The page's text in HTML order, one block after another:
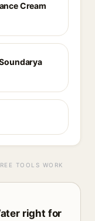
Cream
TOOLS WORK
right for